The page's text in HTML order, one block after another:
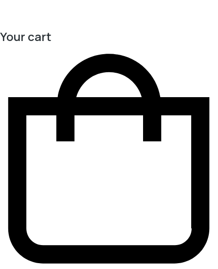
Your cart